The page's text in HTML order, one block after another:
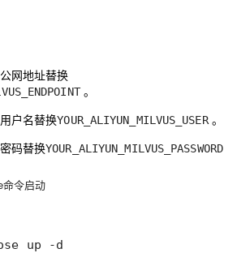
网地址替换
。
户名替换YOUR_ALIYUN_MILVUS_USER。
码替换YOUR_ALIYUN_MILVUS_PASSWORD
令启动
up -d